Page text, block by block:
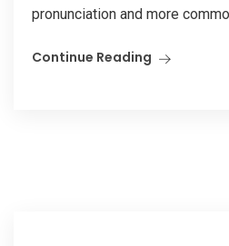
pronunciation and more
Continue Reading